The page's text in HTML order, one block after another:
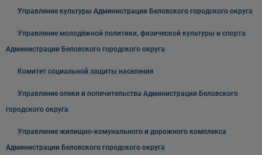
Управление культуры Администрации Беловского городского округа
Управление молодёжной политики, физической культуры и спорта
Администрации Беловского городского округа
Комитет социальной защиты населения
Управление опеки и попечительства Администрации Беловского
городского округа
Управление жилищно-комунального и дорожного комплекса
Администрации Беловского городского округа